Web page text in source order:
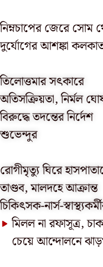
নিম্নচাপের জেরে সোম
দুর্যোগের আশঙ্কা
তিলোত্তমার সৎকারে
অতিসক্রিয়তা, নির্মল
বিরুদ্ধে তদন্তের নির্দেশ
শুভেন্দুর
রোগীমৃত্যু ঘিরে
তাণ্ডব, মালদহে আক্রান্ত
চিকিৎসক-নার্স-
মিলল না রফাসূত্র,
চেয়ে আন্দোলনে